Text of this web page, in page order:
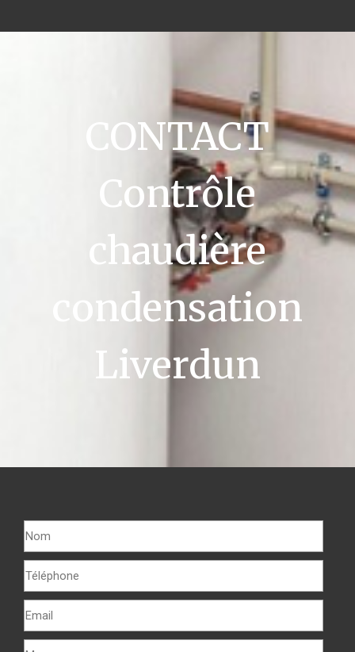
CONTACT
Contrôle
chaudière
condensation
Liverdun